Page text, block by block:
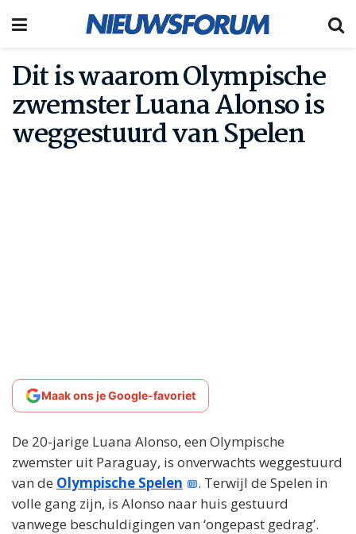
Dit is waarom Olympische
zwemster Luana Alonso is
weggestuurd van Spelen
Maak ons je Google-favoriet
De 20-jarige Luana Alonso, een Olympische
zwemster uit Paraguay, is onverwachts weggestuurd
van de Olympische Spelen
. Terwijl de Spelen in
volle gang zijn, is Alonso naar huis gestuurd
vanwege beschuldigingen van ‘ongepast gedrag’.